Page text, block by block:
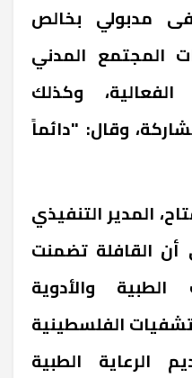
مدبولي بخالص
المجتمع المدني
وكذلك
وقال: "دائماً
المدير التنفيذي
أن القافلة تضمنت
الطبية والأدوية
الفلسطينية
الرعاية الطبية